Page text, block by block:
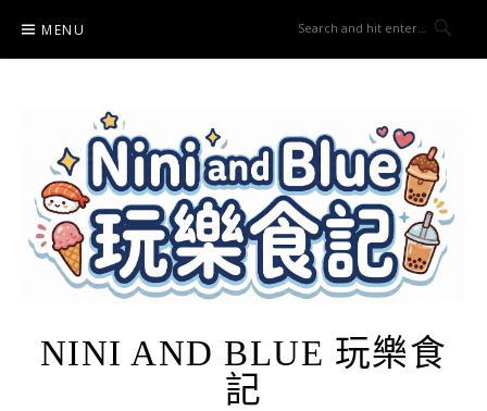
content
MENU
NINI AND BLUE 玩樂食
記